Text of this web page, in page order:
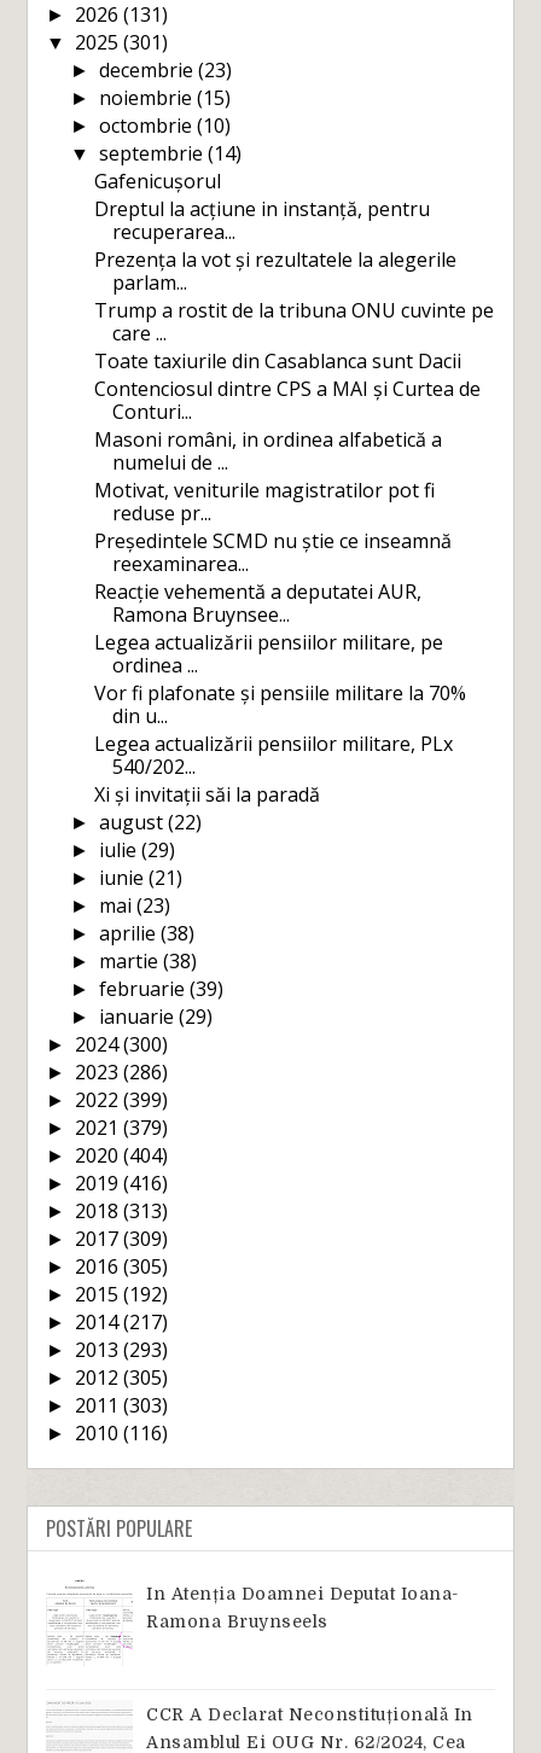
► 2026(131)
▼ 2025(301)
► decembrie (23)
► noiembrie (15)
► octombrie (10)
▼ septembrie (14)
Gafenicușorul
Dreptul la acțiune in instanță, pentru
recuperarea...
Prezența la vot și rezultatele la alegerile
parlam...
Trump a rostit de la tribuna ONU cuvinte pe
care ...
Toate taxiurile din Casablanca sunt Dacii
Contenciosul dintre CPS a MAI și Curtea de
Conturi...
Masoni români, in ordinea alfabetică a
numelui de ...
Motivat, veniturile magistratilor pot fi
reduse pr...
Președintele SCMD nu știe ce inseamnă
reexaminarea...
Reacție vehementă a deputatei AUR,
Ramona Bruynsee...
Legea actualizării pensiilor militare, pe
ordinea ...
Vor fi plafonate și pensiile militare la 70%
din u...
Legea actualizării pensiilor militare, PLx
540/202...
Xi și invitații săi la paradă
► august(22)
► iulie (29)
► iunie (21)
► mai (23)
► aprilie (38)
► martie (38)
► februarie (39)
► ianuarie (29)
► 2024(300)
► 2023(286)
► 2022(399)
► 2021(379)
► 2020(404)
► 2019(416)
► 2018(313)
► 2017(309)
► 2016(305)
► 2015(192)
► 2014(217)
► 2013(293)
► 2012(305)
► 2011(303)
► 2010(116)
POSTĂRI POPULARE
In Atenția Doamnei Deputat Ioana-
Ramona Bruynseels
CCR A Declarat Neconstituțională In
Ansamblul Ei OUG Nr. 62/2024, Cea